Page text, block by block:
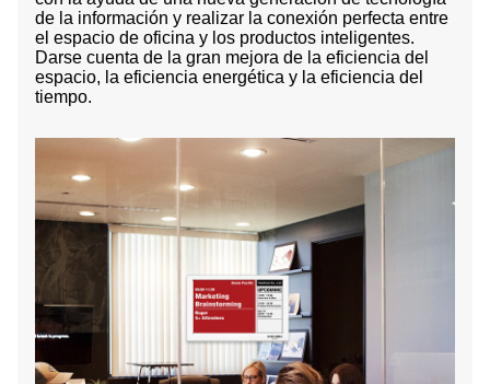
de la información y realizar la conexión perfecta entre
el espacio de oficina y los productos inteligentes.
Darse cuenta de la gran mejora de la eficiencia del
espacio, la eficiencia energética y la eficiencia del
tiempo.